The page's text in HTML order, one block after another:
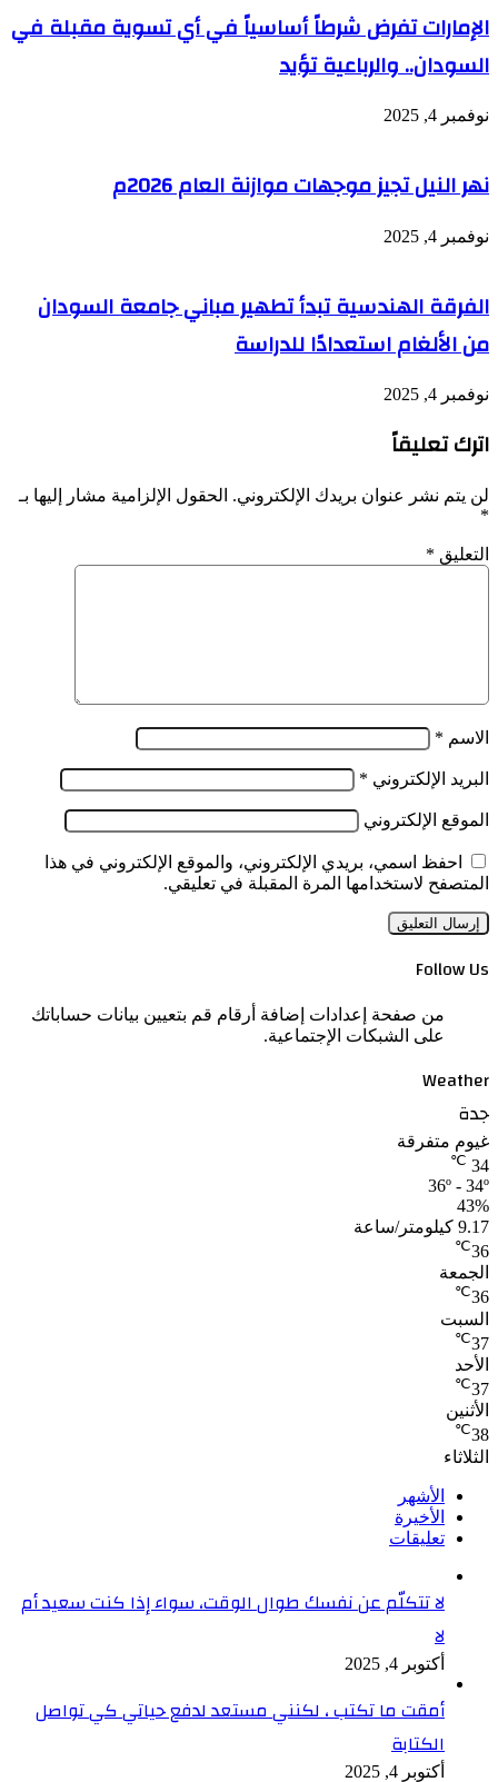
الإمارات تفرض شرطاً أساسياً في أي تسوية مقبلة في
السودان.. والرباعية تؤيد
نوفمبر 4, 2025
نهر النيل تجيز موجهات موازنة العام 2026م
نوفمبر 4, 2025
الفرقة الهندسية تبدأ تطهير مباني جامعة السودان
من الألغام استعدادًا للدراسة
نوفمبر 4, 2025
اترك تعليقاً
لن يتم نشر عنوان بريدك الإلكتروني. الحقول الإلزامية مشار إليها بـ
*
التعليق *
الاسم *
البريد الإلكتروني *
الموقع الإلكتروني
احفظ اسمي، بريدي الإلكتروني، والموقع الإلكتروني في هذا
المتصفح لاستخدامها المرة المقبلة في تعليقي.
Follow Us
من صفحة إعدادات إضافة أرقام قم بتعيين بيانات حساباتك
على الشبكات الإجتماعية.
Weather
جدة
غيوم متفرقة
34
℃
36º - 34º
43%
9.17 كيلومتر/ساعة
36
℃
الجمعة
36
℃
السبت
37
℃
الأحد
37
℃
الأثنين
38
℃
الثلاثاء
الأشهر
الأخيرة
تعليقات
لا تتكلّم عن نفسك طوال الوقت، سواء إذا كنت سعيد أم
لا
أكتوبر 4, 2025
أمقت ما تكتب ، لكنني مستعد لدفع حياتي كي تواصل
الكتابة
أكتوبر 4, 2025